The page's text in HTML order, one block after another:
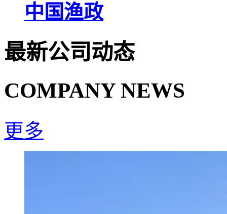
中国渔政
最新公司 动态
COMPANY NEWS
更多